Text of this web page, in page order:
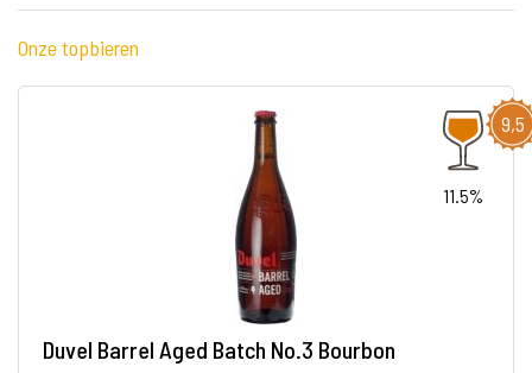
Onze topbieren
9,5
11.5%
Duvel Barrel Aged Batch No.3 Bourbon